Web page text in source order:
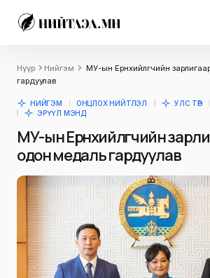
Нүүр Нийгэм
МУ-ын Ерөнхийлөгчийн
гардуулав
НИЙГЭМ ОНЦЛОХ НИЙТЛЭЛ УЛС ТӨР
ЭРҮҮЛ МЭНД
МУ-ын Ерөнхийлөгчийн
одон медаль гардуулав